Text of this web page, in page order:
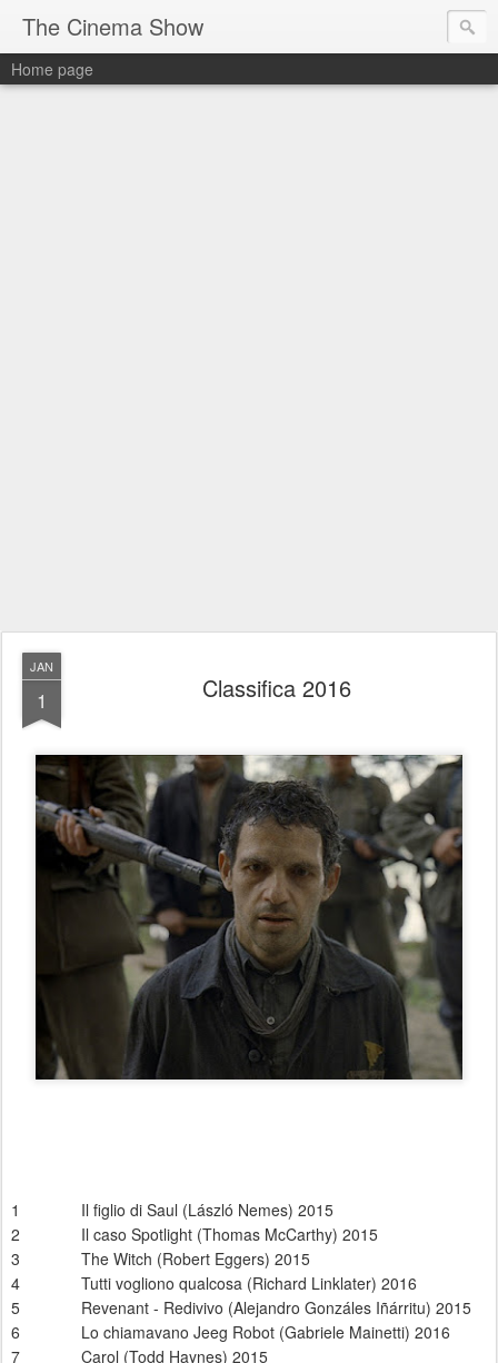
The Cinema Show
Home page
JAN
1 Classifica 2016
1 Il figlio di Saul (László Nemes) 2015
2
Il caso Spotlight (Thomas McCarthy) 2015
3
The Witch (Robert Eggers) 2015
4
Tutti vogliono qualcosa (Richard Linklater) 2016
5
Revenant - Redivivo (Alejandro Gonzáles Iñárritu) 2015
6
Lo chiamavano Jeeg Robot (Gabriele Mainetti) 2016
7
Carol (Todd Haynes) 2015